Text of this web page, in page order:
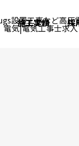
施工実績 採